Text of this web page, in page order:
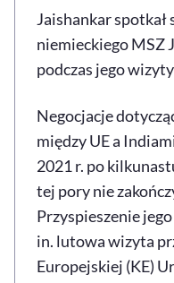
Jaishankar spotkał
niemieckiego MSZ
podczas jego
Negocjacje
między UE a
2021 r. po
tej pory nie
Przyspieszenie
in. lutowa wizyta
Europejskiej (KE)